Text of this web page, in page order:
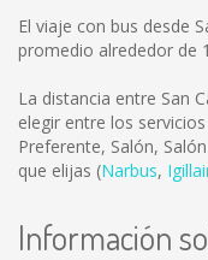
El viaje con bus desde
promedio alrededor de
La distancia entre San
elegir entre los
Preferente, Salón,
que elijas (Narbus,
Información